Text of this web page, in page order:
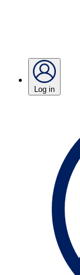
Log in